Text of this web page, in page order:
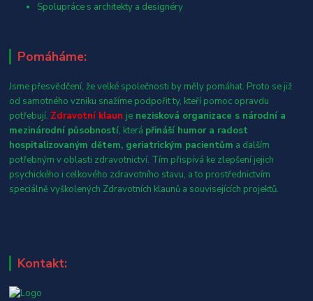
Spolupráce s architekty a designéry
Pomáháme:
Jsme přesvědčení, že velké společnosti by měly pomáhat. Proto se již
od samotného vzniku snažíme podpořit ty, kteří pomoc opravdu
potřebují. Zdravotní klaun je nezisková organizace s národní a
mezinárodní působností, která přináší humor a radost
hospitalizovaným dětem, geriatrickým pacientům a dalším
potřebným v oblasti zdravotnictví. Tím přispívá ke zlepšení jejich
psychického i celkového zdravotního stavu, a to prostřednictvím
speciálně vyškolených Zdravotních klaunů a souvisejících projektů.
Kontakt: